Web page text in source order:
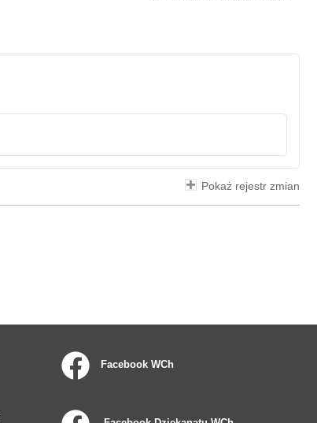
Pokaż rejestr zmian
Facebook WCh